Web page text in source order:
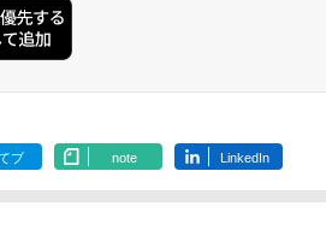
ブ note LinkedIn